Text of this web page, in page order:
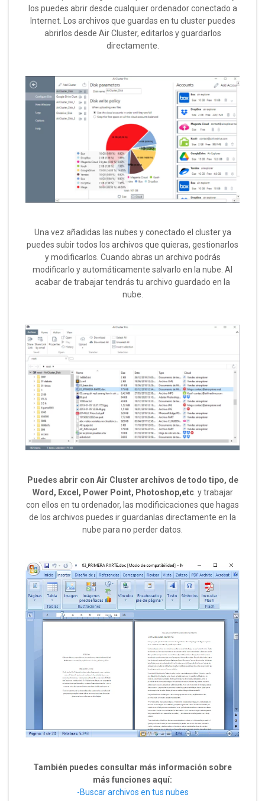
los puedes abrir desde cualquier ordenador conectado a
Internet. Los archivos que guardas en tu cluster puedes
abrirlos desde Air Cluster, editarlos y guardarlos
directamente.
Una vez añadidas las nubes y conectado el cluster ya
puedes subir todos los archivos que quieras, gestionarlos
y modificarlos. Cuando abras un archivo podrás
modificarlo y automáticamente salvarlo en la nube. Al
acabar de trabajar tendrás tu archivo guardado en la
nube.
Puedes abrir con Air Cluster archivos de todo tipo, de
Word, Excel, Power Point, Photoshop,etc. y trabajar
con ellos en tu ordenador, las modificicaciones que hagas
de los archivos puedes ir guardanlas directamente en la
nube para no perder datos.
También puedes consultar más información sobre
más funciones aquí:
-Buscar archivos en tus nubes